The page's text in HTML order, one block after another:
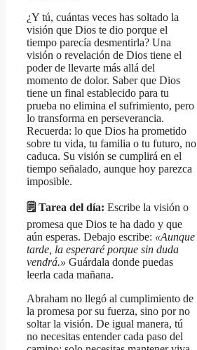
¿Y tú, cuántas veces has soltado la
visión que Dios te dio porque el
tiempo parecía desmentirla? Una
visión o revelación de Dios tiene el
poder de llevarte más allá del
momento de dolor. Saber que Dios
tiene un final establecido para tu
prueba no elimina el sufrimiento, pero
lo transforma en perseverancia.
Recuerda: lo que Dios ha prometido
sobre tu vida, tu familia o tu futuro, no
caduca. Su visión se cumplirá en el
tiempo señalado, aunque hoy parezca
imposible.
🗒️ Tarea del día: Escribe la visión o
promesa que Dios te ha dado y que
aún esperas. Debajo escribe: «Aunque
tarde, la esperaré porque sin duda
vendrá.» Guárdala donde puedas
leerla cada mañana.
Abraham no llegó al cumplimiento de
la promesa por su fuerza, sino por no
soltar la visión. De igual manera, tú
no necesitas entender cada paso del